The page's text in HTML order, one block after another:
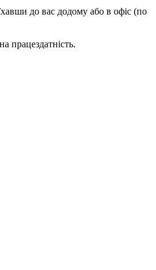
до вас додому або в офіс (по
працездатність.